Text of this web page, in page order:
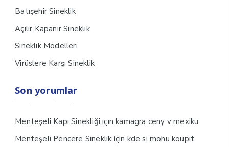
Batışehir Sineklik
Açılır Kapanır Sineklik
Sineklik Modelleri
Virüslere Karşı Sineklik
Son yorumlar
Menteşeli Kapı Sinekliği içinkamagra ceny v mexiku
Menteşeli Pencere Sineklik için kde si mohu koupit